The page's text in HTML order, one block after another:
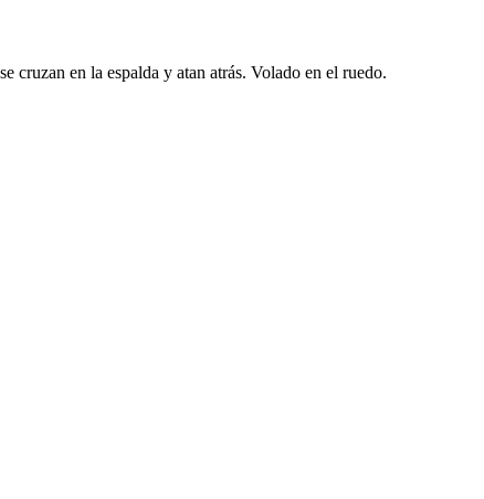
cruzan en la espalda y atan atrás. Volado en el ruedo.